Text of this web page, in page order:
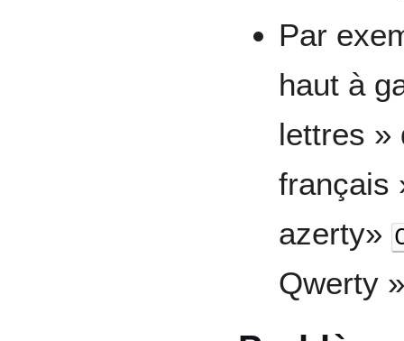
Par
haut à
lettres »
français
azerty»
Qwerty